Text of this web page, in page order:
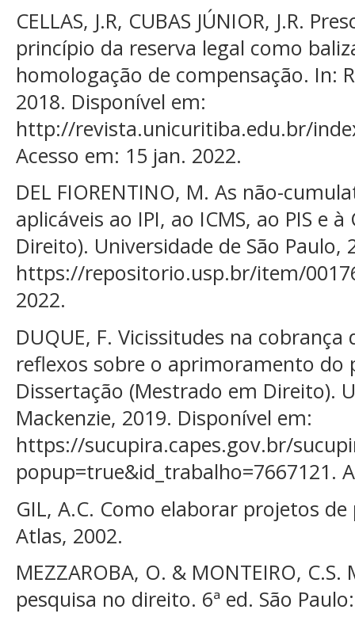
CELLAS, J.R, CUBAS JÚNIOR, J.R.
princípio da reserva legal como
homologação de compensação. In:
2018. Disponível em:
http://revista.unicuritiba.edu.br/
Acesso em: 15 jan. 2022.
DEL FIORENTINO, M. As não-
aplicáveis ao IPI, ao ICMS, ao PIS e
Direito). Universidade de São Paulo,
https://repositorio.usp.br/item/
2022.
DUQUE, F. Vicissitudes na
reflexos sobre o aprimoramento do
Dissertação (Mestrado em Direito).
Mackenzie, 2019. Disponível em:
https://sucupira.capes.gov.br/
popup=true&id_trabalho=7667121.
GIL, A.C. Como elaborar projetos de
Atlas, 2002.
MEZZAROBA, O. & MONTEIRO,
pesquisa no direito. 6ª ed. São